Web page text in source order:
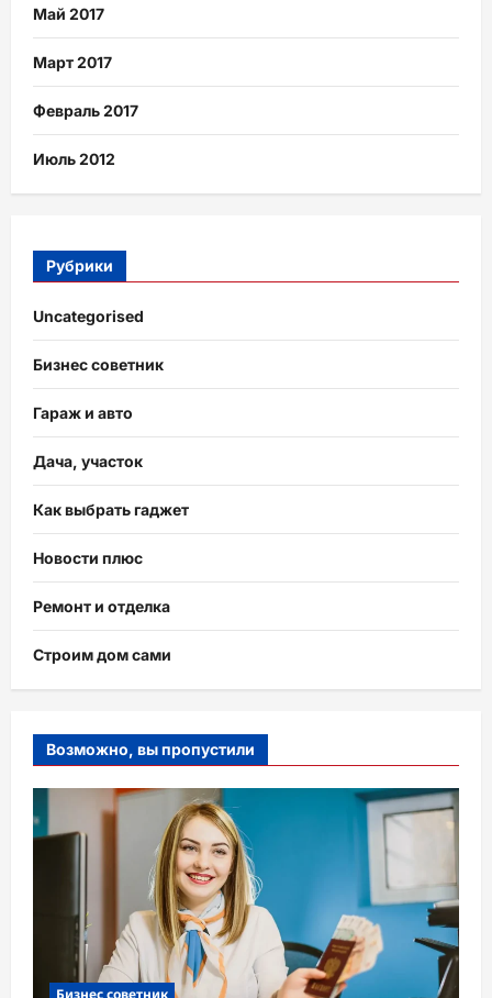
Май 2017
Март 2017
Февраль 2017
Июль 2012
Рубрики
Uncategorised
Бизнес советник
Гараж и авто
Дача, участок
Как выбрать гаджет
Новости плюс
Ремонт и отделка
Строим дом сами
Возможно, вы пропустили
Бизнес советник